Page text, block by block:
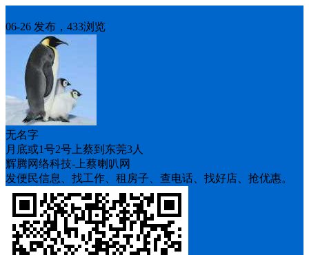
06-26 发布，433浏览
无名字
月底或1号2号上蔡到东莞3人
辉腾网络科技-上蔡喇叭网
发便民信息、找工作、租房子、查电话、找好店、抢优惠。